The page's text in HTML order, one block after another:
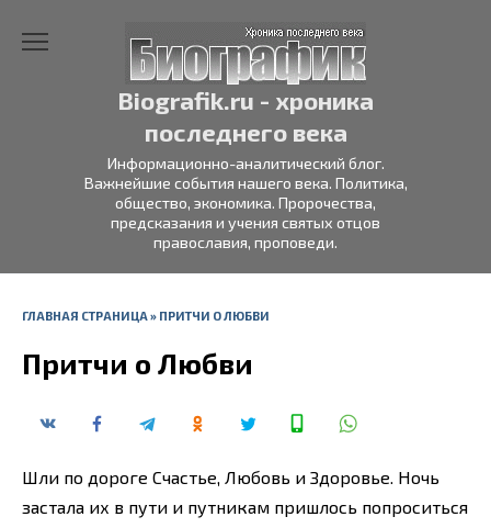
Biografik.ru - хроника
последнего века
Информационно-аналитический блог.
Важнейшие события нашего века. Политика,
общество, экономика. Пророчества,
предсказания и учения святых отцов
православия, проповеди.
ГЛАВНАЯ СТРАНИЦА» ПРИТЧИ О ЛЮБВИ
Притчи о Любви
Шли по дороге Счастье, Любовь и Здоровье. Ночь
застала их в пути и путникам пришлось попроситься